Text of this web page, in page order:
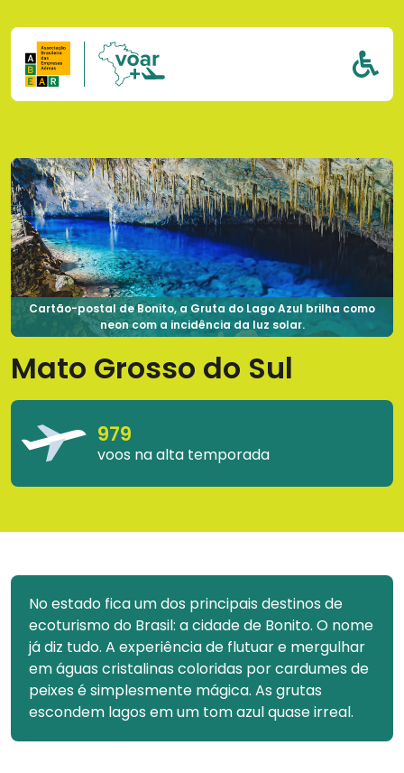
Pular para o conteúdo
Cartão-postal de Bonito, a Gruta do Lago Azul brilha como
neon com a incidência da luz solar.
Mato Grosso do Sul
979
voos na alta temporada
No estado fica um dos principais destinos de
ecoturismo do Brasil: a cidade de Bonito. O nome
já diz tudo. A experiência de flutuar e mergulhar
em águas cristalinas coloridas por cardumes de
peixes é simplesmente mágica. As grutas
escondem lagos em um tom azul quase irreal.